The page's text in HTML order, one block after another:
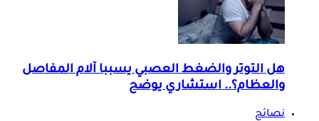
هل التوتر والضغط العصبي يسببا آلام المفاصل
والعظام؟.. استشاري يوضح
نصائح